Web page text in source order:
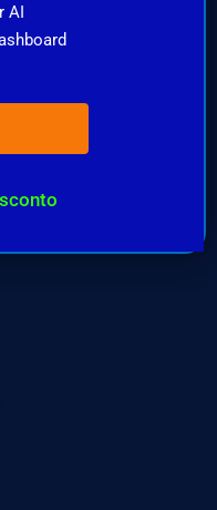
AI